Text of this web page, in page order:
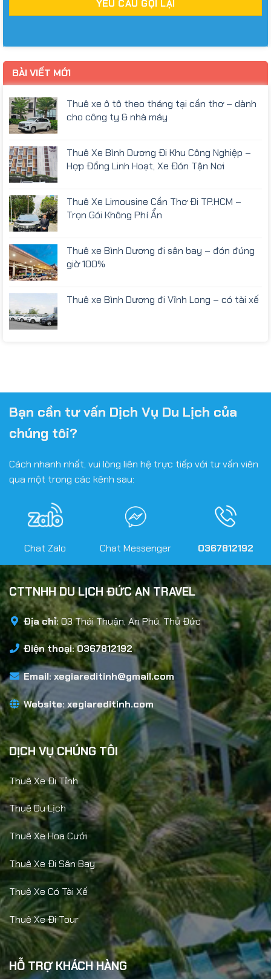
BÀI VIẾT MỚI
Thuê xe ô tô theo tháng tại cần thơ – dành
cho công ty & nhà máy
Thuê Xe Bình Dương Đi Khu Công Nghiệp –
Hợp Đồng Linh Hoạt, Xe Đón Tận Nơi
Thuê Xe Limousine Cần Thơ Đi TP.HCM –
Trọn Gói Không Phí Ẩn
Thuê xe Bình Dương đi sân bay – đón đúng
giờ 100%
Thuê xe Bình Dương đi Vĩnh Long – có tài xế
Bạn cần tư vấn Dịch Vụ Du Lịch của
chúng tôi?
Cách nhanh nhất, vui lòng liên hệ trực tiếp với tư vấn viên
qua một trong các kênh sau:
Chat Zalo Chat Messenger 0367812192
CTTNHH DU LỊCH ĐỨC AN TRAVEL
Địa chỉ:03 Thái Thuận, An Phú, Thủ Đức
Điện thoại: 0367812192
Email: xegiareditinh@gmail.com
Website: xegiareditinh.com
DỊCH VỤ CHÚNG TÔI
Thuê Xe Đi Tỉnh
Thuê Du Lịch
Thuê Xe Hoa Cưới
Thuê Xe Đi Sân Bay
Thuê Xe Có Tài Xế
Thuê Xe Đi Tour
HỖ TRỢ KHÁCH HÀNG